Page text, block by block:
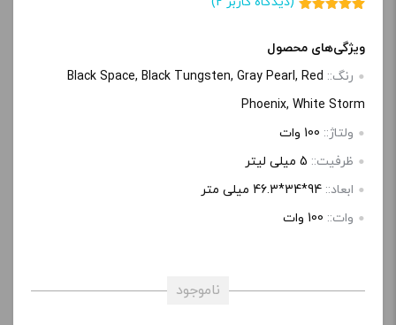
مشتری
ویژگی‌های محصول
رنگ:: Black Space, Black Tungsten, Gray Pearl, Red
Phoenix, White Storm
ولتاژ:: 100 وات
ظرفیت:: 5 میلی لیتر
ابعاد:: 94*34*46.3 میلی متر
وات:: 100 وات
ناموجود